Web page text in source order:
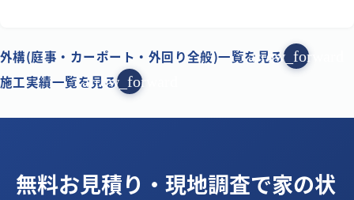
arrow_forward
外構(庭事・カーポート・外回り全般)一覧を見る
arrow_forward
施工実績一覧を見る
無料お見積り・現地調査で家の状